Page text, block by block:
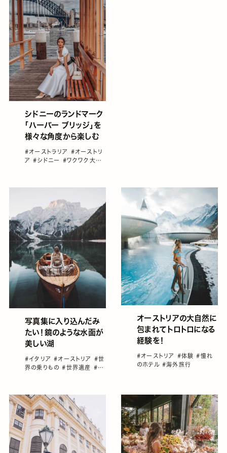
シドニーのランドマーク
「ハーバー ブリッジ」を
様々な角度から楽しむ
#オーストラリア #オーストリ
ア#シドニー #ワクワク大陸
写真集に入り込んだみ
たい！鏡のような水面が
美しい湖
#イタリア#オーストリア #世
界の乗りもの#世界遺産 #海
オーストリアの大自然に
包まれてトロトロになる
経験を！
#オーストリア #体験#憧れ
のホテル #海外旅行